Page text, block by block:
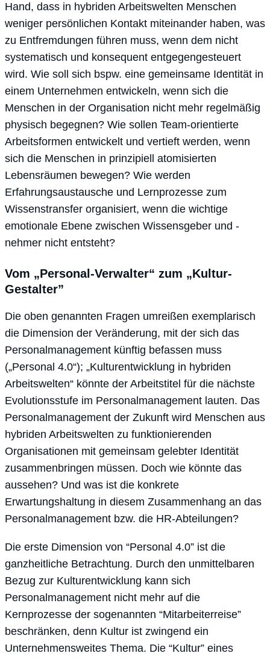
Hand, dass in hybriden Arbeitswelten Menschen
weniger persönlichen Kontakt miteinander haben, was
zu Entfremdungen führen muss, wenn dem nicht
systematisch und konsequent entgegengesteuert
wird. Wie soll sich bspw. eine gemeinsame Identität in
einem Unternehmen entwickeln, wenn sich die
Menschen in der Organisation nicht mehr regelmäßig
physisch begegnen? Wie sollen Team-orientierte
Arbeitsformen entwickelt und vertieft werden, wenn
sich die Menschen in prinzipiell atomisierten
Lebensräumen bewegen? Wie werden
Erfahrungsaustausche und Lernprozesse zum
Wissenstransfer organisiert, wenn die wichtige
emotionale Ebene zwischen Wissensgeber und -
nehmer nicht entsteht?
Vom „Personal-Verwalter“ zum „Kultur-
Gestalter”
Die oben genannten Fragen umreißen exemplarisch
die Dimension der Veränderung, mit der sich das
Personalmanagement künftig befassen muss
(„Personal 4.0“); „Kulturentwicklung in hybriden
Arbeitswelten“ könnte der Arbeitstitel für die nächste
Evolutionsstufe im Personalmanagement lauten. Das
Personalmanagement der Zukunft wird Menschen aus
hybriden Arbeitswelten zu funktionierenden
Organisationen mit gemeinsam gelebter Identität
zusammenbringen müssen. Doch wie könnte das
aussehen? Und was ist die konkrete
Erwartungshaltung in diesem Zusammenhang an das
Personalmanagement bzw. die HR-Abteilungen?
Die erste Dimension von “Personal 4.0” ist die
ganzheitliche Betrachtung. Durch den unmittelbaren
Bezug zur Kulturentwicklung kann sich
Personalmanagement nicht mehr auf die
Kernprozesse der sogenannten “Mitarbeiterreise”
beschränken, denn Kultur ist zwingend ein
Unternehmensweites Thema. Die “Kultur” eines